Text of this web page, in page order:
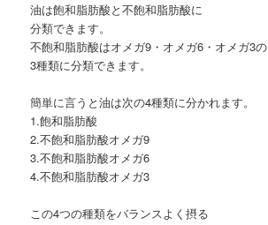
油は飽和脂肪酸と不飽和脂肪酸に
分類できます。
不飽和脂肪酸はオメガ9・オメガ6・オメガ3の
3種類に分類できます。
簡単に言うと油は次の4種類に分かれます。
1.飽和脂肪酸
2.不飽和脂肪酸オメガ9
3.不飽和脂肪酸オメガ6
4.不飽和脂肪酸オメガ3
この4つの種類をバランスよく摂る